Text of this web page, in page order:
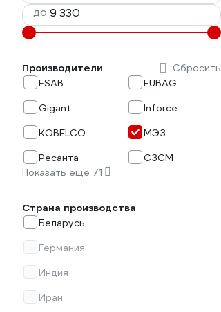
до
Производители
ESAB
FUBAG
Gigant
Inforce
KOBELCO
МЭЗ
Ресанта
СЗСМ
Показать еще 71
Сбросить
Страна производства
Беларусь
Германия
Индия
Иран